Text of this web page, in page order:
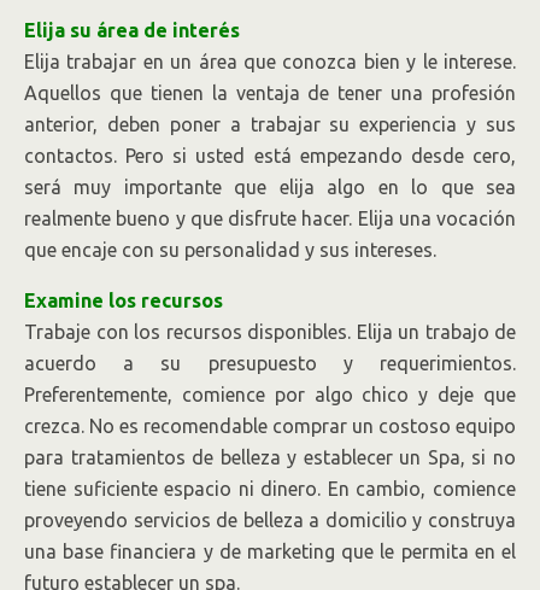
Elija su área de interés
Elija trabajar en un área que conozca bien y le interese.
Aquellos que tienen la ventaja de tener una profesión
anterior, deben poner a trabajar su experiencia y sus
contactos. Pero si usted está empezando desde cero,
será muy importante que elija algo en lo que sea
realmente bueno y que disfrute hacer. Elija una vocación
que encaje con su personalidad y sus intereses.
Examine los recursos
Trabaje con los recursos disponibles. Elija un trabajo de
acuerdo a su presupuesto y requerimientos.
Preferentemente, comience por algo chico y deje que
crezca. No es recomendable comprar un costoso equipo
para tratamientos de belleza y establecer un Spa, si no
tiene suficiente espacio ni dinero. En cambio, comience
proveyendo servicios de belleza a domicilio y construya
una base financiera y de marketing que le permita en el
futuro establecer un spa.